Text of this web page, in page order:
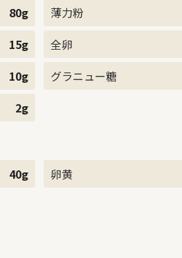
80g 薄力粉
15g 全卵
10g グラニュー糖
2g
40g 卵黄